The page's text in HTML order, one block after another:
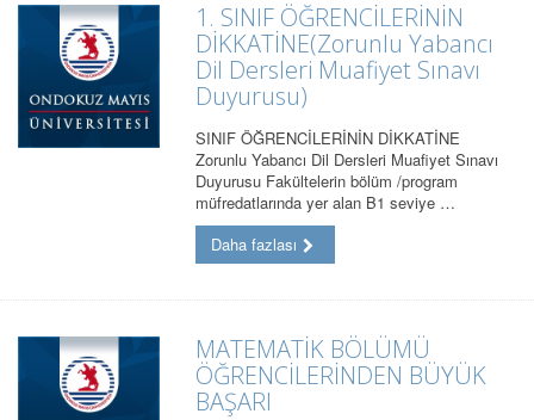
1. SINIF ÖĞRENCİLERİNİN
DİKKATİNE(Zorunlu Yabancı
Dil Dersleri Muafiyet Sınavı
Duyurusu)
SINIF ÖĞRENCİLERİNİN DİKKATİNE
Zorunlu Yabancı Dil Dersleri Muafiyet Sınavı
Duyurusu Fakültelerin bölüm /program
müfredatlarında yer alan B1 seviye …
Daha fazlası
MATEMATİK BÖLÜMÜ
ÖĞRENCİLERİNDEN BÜYÜK
BAŞARI